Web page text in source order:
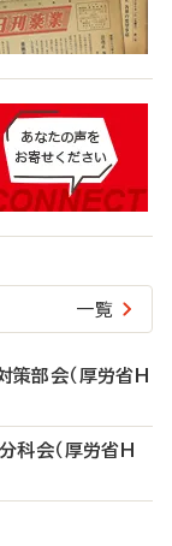
一覧
部会（厚労省H
科会（厚労省H